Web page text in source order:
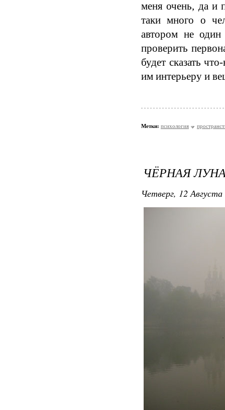
меня очень, да и
таки много о
автором не один
проверить
будет сказать
им интерьеру и
Метки: психология
ЧЁРНАЯ
Четверг, 12